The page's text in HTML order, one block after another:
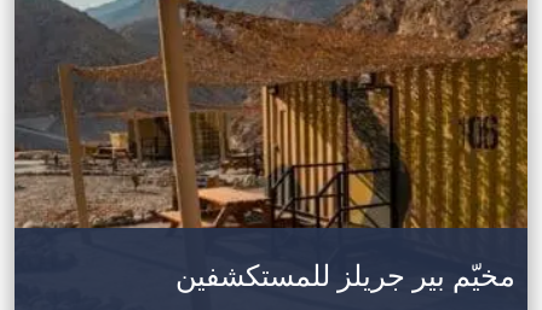
مخيّم بير جريلز للمستكشفين